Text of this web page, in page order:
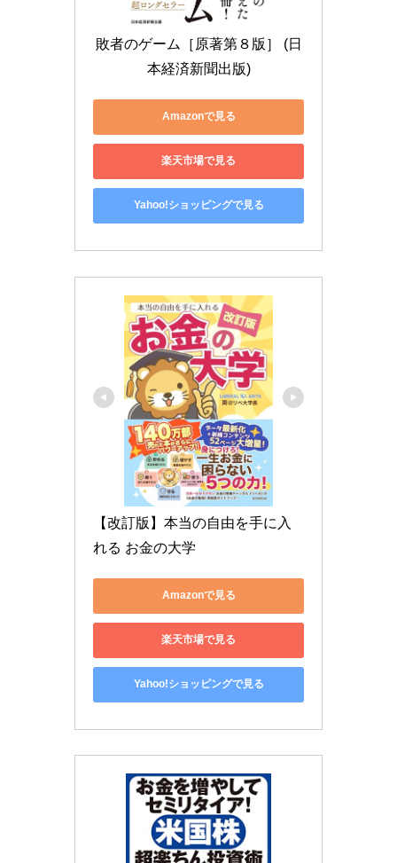
敗者のゲーム［原著第８版］ (日
本経済新聞出版)
Amazonで見る
楽天市場で見る
Yahoo!ショッピングで見る
【改訂版】本当の自由を手に入
れる お金の大学
Amazonで見る
楽天市場で見る
Yahoo!ショッピングで見る